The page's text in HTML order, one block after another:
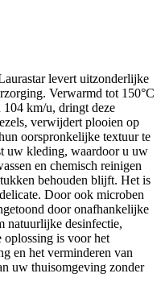
levert uitzonderlijke
Verwarmd tot 150°C
104 km/u, dringt deze
verwijdert plooien op
oorspronkelijke textuur te
uw kleding, waardoor u uw
en chemisch reinigen
behouden blijft. Het is
Door ook microben
door onafhankelijke
natuurlijke desinfectie,
oplossing is voor het
en het verminderen van
uw thuisomgeving zonder